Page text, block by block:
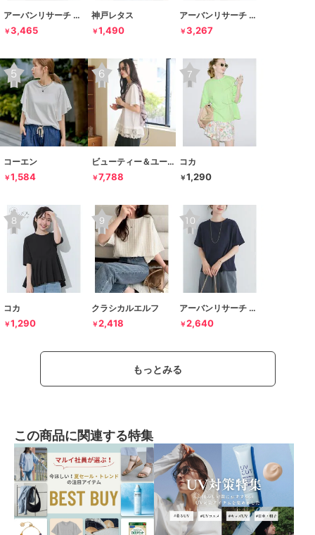
アーバンリサーチ ドアーズ
￥3,465
神戸レタス
￥1,490
アーバンリサーチ ドアーズ
￥3,267
コーエン
￥1,584
ビューティー＆ユース ユナイテッドアローズ
￥7,788
コカ
￥1,290
コカ
￥1,290
クラシカルエルフ
￥2,418
アーバンリサーチ ドアーズ
￥2,640
もっとみる
この商品に関連する特集